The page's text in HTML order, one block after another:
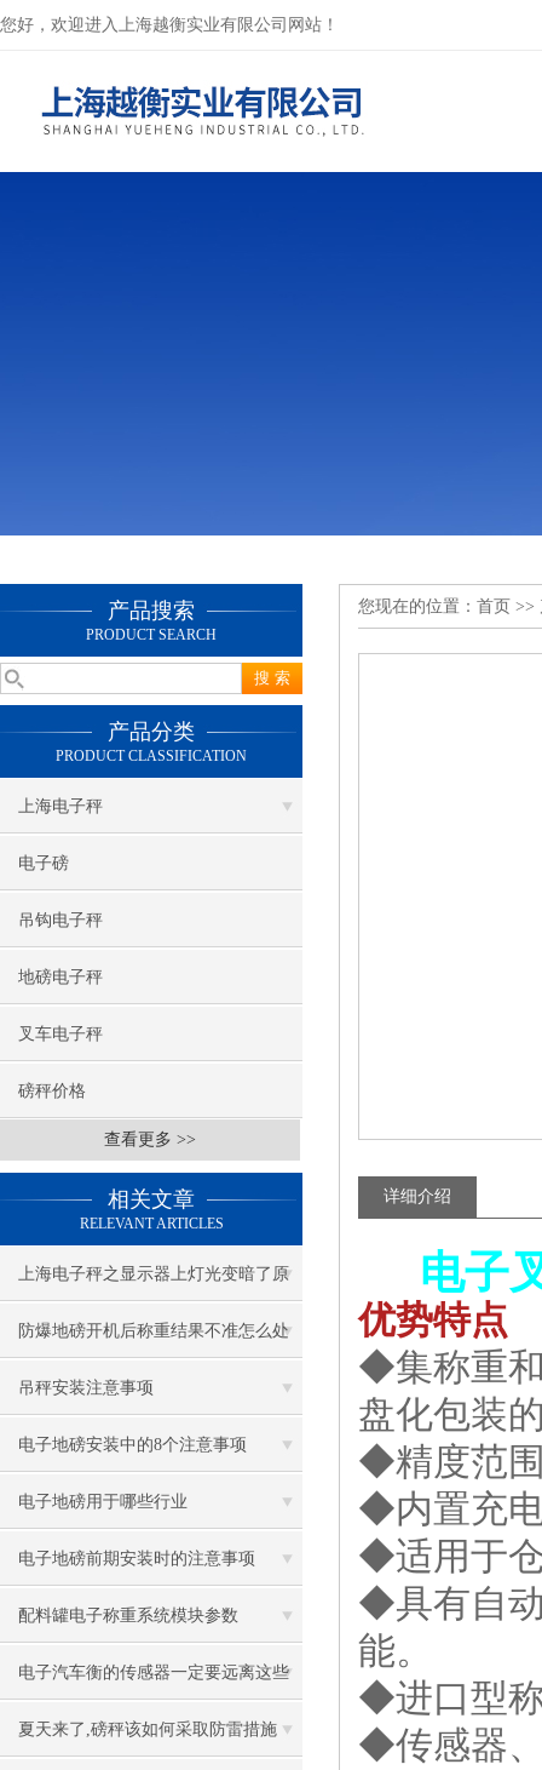
您好，欢迎进入上海越衡实业有限公司网站！
产品搜索
PRODUCT SEARCH
产品分类
PRODUCT CLASSIFICATION
上海电子秤
电子磅
吊钩电子秤
地磅电子秤
叉车电子秤
磅秤价格
查看更多 >>
相关文章
RELEVANT ARTICLES
上海电子秤之显示器上灯光变暗了原
因
防爆地磅开机后称重结果不准怎么处
理
吊秤安装注意事项
电子地磅安装中的8个注意事项
电子地磅用于哪些行业
电子地磅前期安装时的注意事项
配料罐电子称重系统模块参数
电子汽车衡的传感器一定要远离这些
环境
夏天来了,磅秤该如何采取防雷措施
您现在的位置： 首页 >>
详细介绍
电子
优势特点
◆集称重
盘化包装
◆精度范围
◆内置充
◆适用于
◆具有自
能。
◆进口型
◆传感器